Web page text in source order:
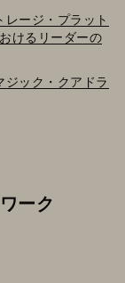
ージ・プラット
けるリーダーの
ック・クアドラ
ーク